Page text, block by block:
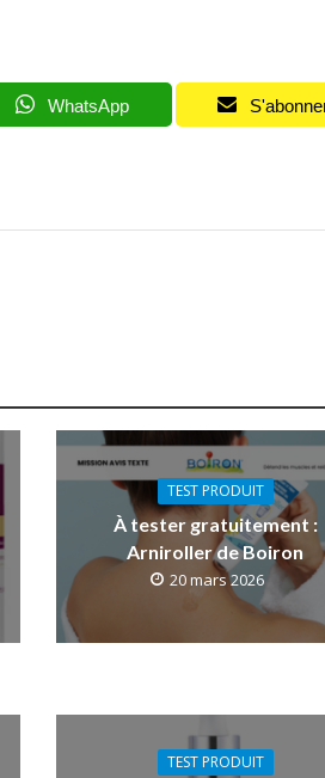
WhatsApp
TEST PRODUIT
À tester gratuitement :
Arniroller de Boiron
20 mars 2026
TEST PRODUIT